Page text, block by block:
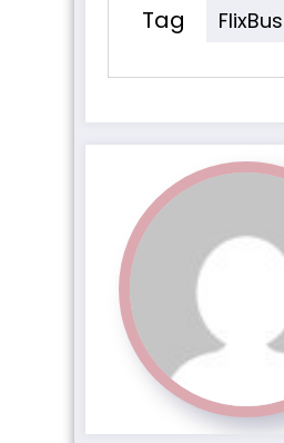
Tag FlixBus